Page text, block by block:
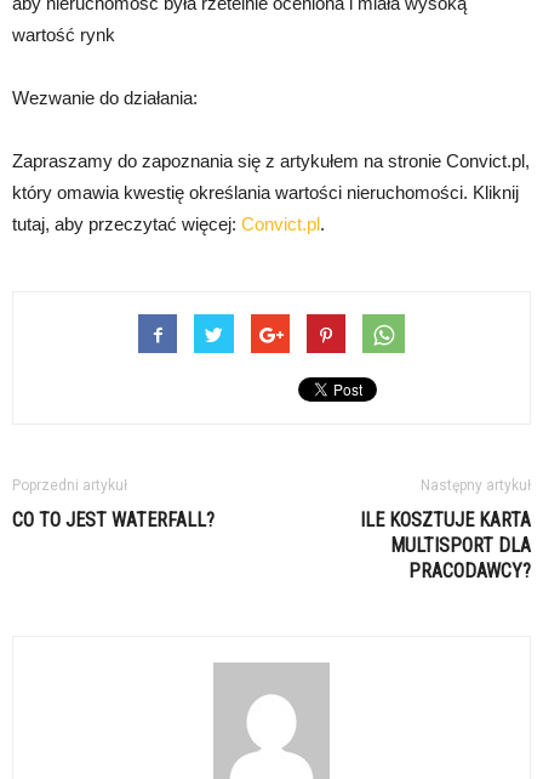
wartość rynk
Wezwanie do działania:
Zapraszamy do zapoznania się z artykułem na stronie Convict.pl,
który omawia kwestię określania wartości nieruchomości. Kliknij
tutaj, aby przeczytać więcej: Convict.pl.
Poprzedni artykuł
CO TO JEST WATERFALL?
Następny artykuł
ILE KOSZTUJE KARTA
MULTISPORT DLA
PRACODAWCY?